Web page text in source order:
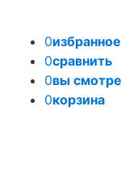
0избранное
0сравнить
0вы
0корзина